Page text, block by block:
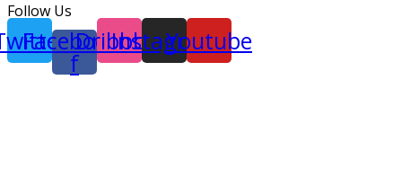
Follow Us
Facebook-
f
Dribbble
Instagram
Youtube